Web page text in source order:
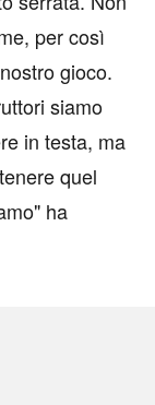
per così
gioco.
siamo
in testa, ma
quel
ha